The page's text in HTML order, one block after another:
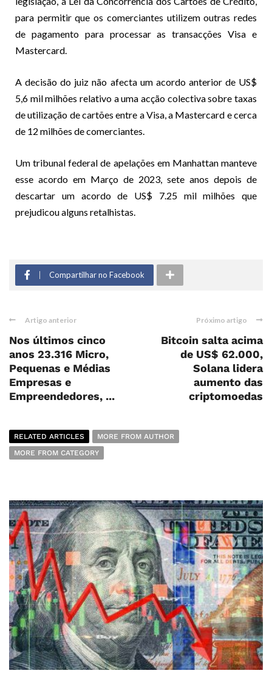
para permitir que os comerciantes utilizem outras redes
de pagamento para processar as transacções Visa e
Mastercard.
A decisão do juiz não afecta um acordo anterior de US$
5,6 mil milhões relativo a uma acção colectiva sobre taxas
de utilização de cartões entre a Visa, a Mastercard e cerca
de 12 milhões de comerciantes.
Um tribunal federal de apelações em Manhattan manteve
esse acordo em Março de 2023, sete anos depois de
descartar um acordo de US$ 7.25 mil milhões que
prejudicou alguns retalhistas.
Compartilhar no Facebook
Artigo anterior
Nos últimos cinco
anos 23.316 Micro,
Pequenas e Médias
Empresas e
Empreendedores, ...
Próximo artigo
Bitcoin salta acima
de US$ 62.000,
Solana lidera
aumento das
criptomoedas
RELATED ARTICLES
MORE FROM AUTHOR
MORE FROM CATEGORY